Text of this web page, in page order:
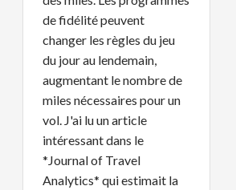
de fidélité peuvent
changer les règles du jeu
du jour au lendemain,
augmentant le nombre de
miles nécessaires pour un
vol. J'ai lu un article
intéressant dans le
*Journal of Travel
Analytics* qui estimait la